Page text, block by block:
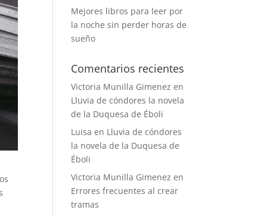
Mejores libros para leer por
la noche sin perder horas de
sueño
Comentarios recientes
Victoria Munilla Gimenez en
Lluvia de cóndores la novela
de la Duquesa de Éboli
Luisa en Lluvia de cóndores
la novela de la Duquesa de
Éboli
Victoria Munilla Gimenez en
Errores frecuentes al crear
tramas